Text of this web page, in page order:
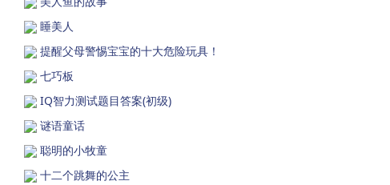
睡美人
提醒父母警惕宝宝的十大危险玩具！
七巧板
IQ智力测试题目答案(初级)
谜语童话
聪明的小牧童
十二个跳舞的公主